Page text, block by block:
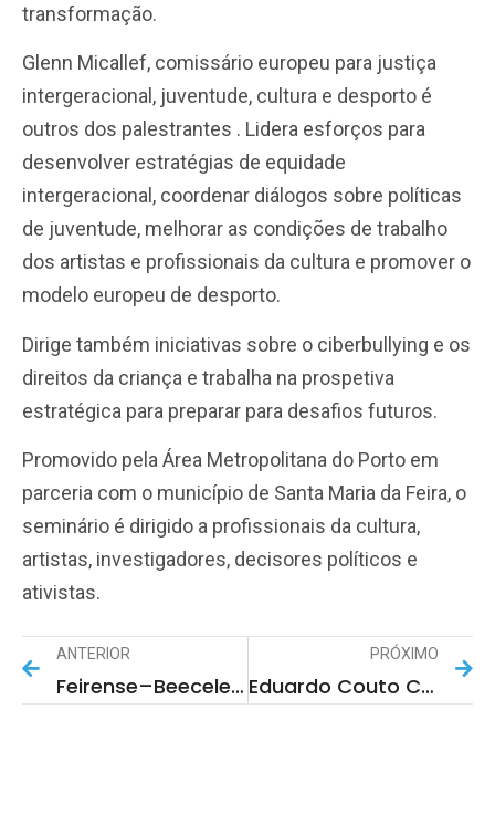
transformação.
Glenn Micallef, comissário europeu para justiça
intergeracional, juventude, cultura e desporto é
outros dos palestrantes . Lidera esforços para
desenvolver estratégias de equidade
intergeracional, coordenar diálogos sobre políticas
de juventude, melhorar as condições de trabalho
dos artistas e profissionais da cultura e promover o
modelo europeu de desporto.
Dirige também iniciativas sobre o ciberbullying e os
direitos da criança e trabalha na prospetiva
estratégica para preparar para desafios futuros.
Promovido pela Área Metropolitana do Porto em
parceria com o município de Santa Maria da Feira, o
seminário é dirigido a profissionais da cultura,
artistas, investigadores, decisores políticos e
ativistas.
ANTERIOR
Feirense–Beeceler Em Força No Brasil Em França E Na Serra Da Estrela
PRÓXIMO
Eduardo Couto Candidato À Câmara Da Feira Pelo BE